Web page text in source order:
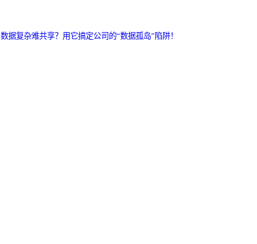
数据复杂难共享？用它搞定公司的“数据孤岛”陷阱！